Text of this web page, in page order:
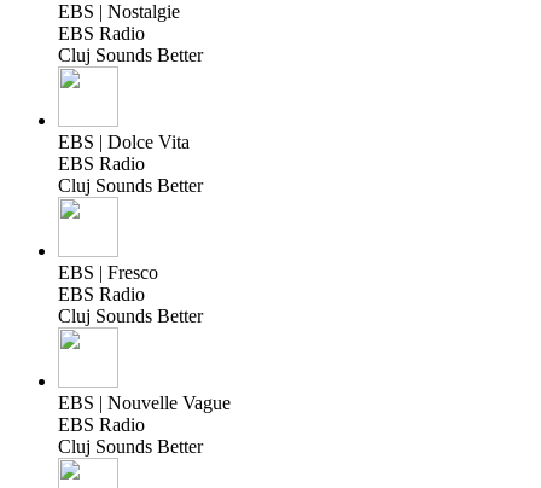
EBS | Nostalgie
EBS Radio
Cluj Sounds Better
EBS | Dolce Vita
EBS Radio
Cluj Sounds Better
EBS | Fresco
EBS Radio
Cluj Sounds Better
EBS | Nouvelle Vague
EBS Radio
Cluj Sounds Better